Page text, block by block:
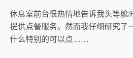
休息室前台很热情地告诉我头等舱
提供点餐服务。然而我仔细研究了
什么特别的可以点……